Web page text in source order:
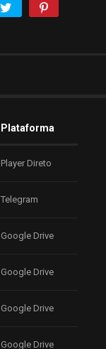
Plataforma
Player Direto
Telegram
Google Drive
Google Drive
Google Drive
Google Drive